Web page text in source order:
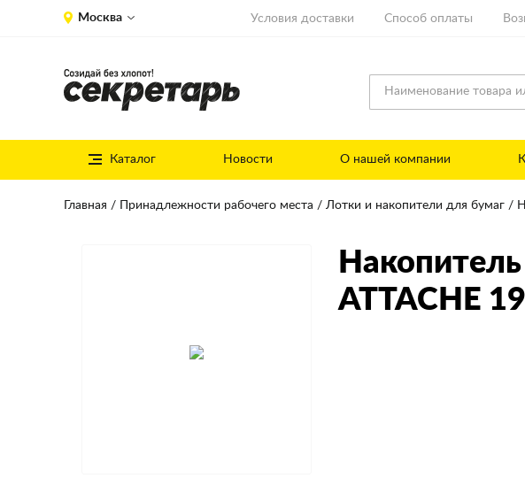
Москва Условия доставки Способ оплаты
Каталог Новости О нашей компании
Главная Принадлежности рабочего места Лотки и накопители для бумаг
ATTACHE